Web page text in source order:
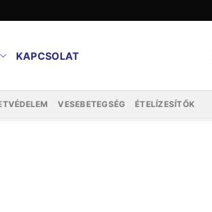
KAPCSOLAT
VESEBETEGSÉG ÉTELÍZESÍTŐK